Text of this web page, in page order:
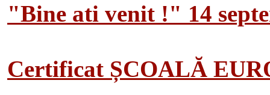
"Bine ati venit !" 14
Certificat ȘCOALĂ